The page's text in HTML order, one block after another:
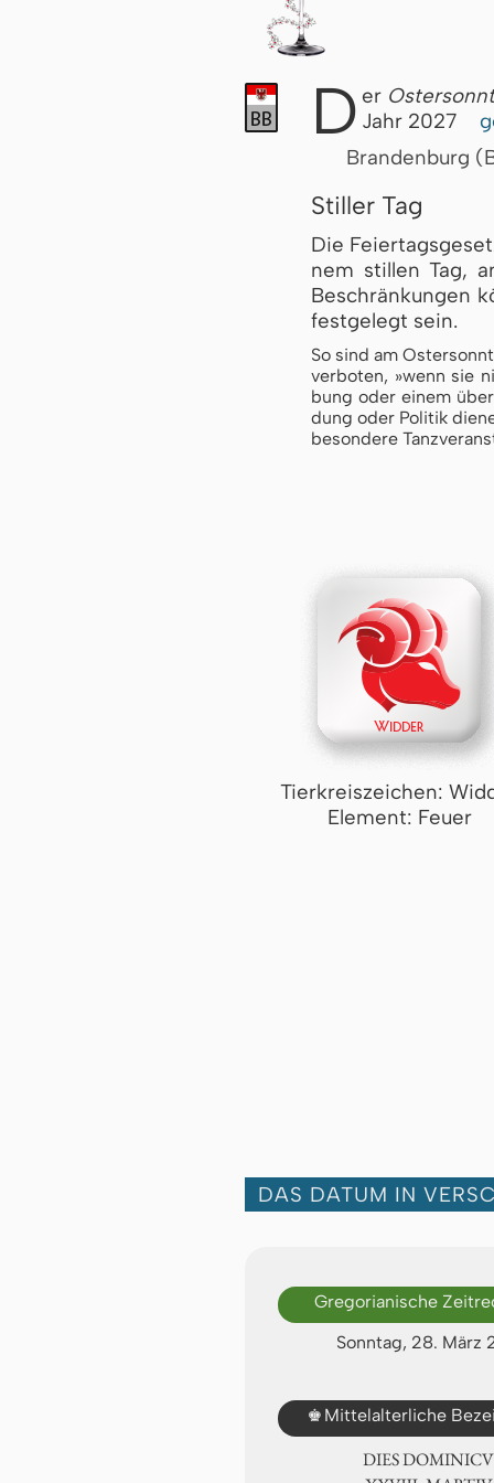
D er
Jahr 2027
Brandenburg
Stiller Tag
Die
nem stil­len Tag,
Be­schrän­kun­gen
fest­ge­legt sein.
So sind am
ver­bo­ten, »wenn sie
bung oder ei­nem
dung oder Po­li­tik
be­son­de­re
Tierkreiszeichen:
Element: Feuer
DAS DATUM IN
Gregorianische
Sonntag, 28. März
♚ Mittelalterliche
DIES